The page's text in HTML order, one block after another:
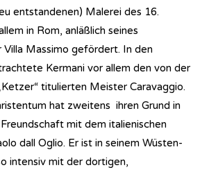
entstandenen) Malerei des 16.
in Rom, anläßlich seines
Massimo gefördert. In den
Kermani vor allem den von der
titulierten Meister Caravaggio.
hat zweitens ihren Grund in
mit dem italienischen
dall Oglio. Er ist in seinem Wüsten-
intensiv mit der dortigen,